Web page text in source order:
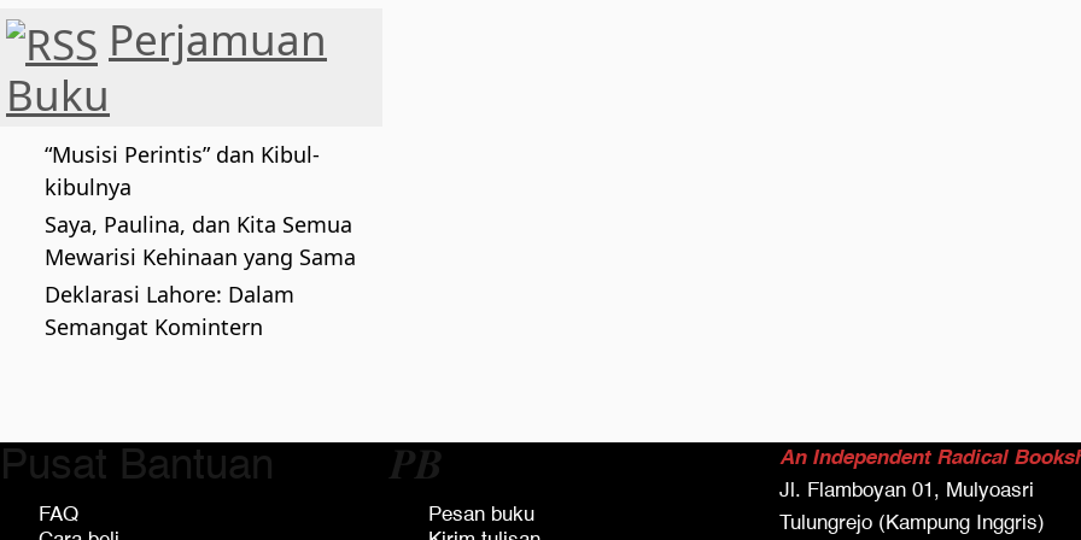
Perjamuan
Buku
“Musisi Perintis” dan Kibul-
kibulnya
Saya, Paulina, dan Kita Semua
Mewarisi Kehinaan yang Sama
Deklarasi Lahore: Dalam
Semangat Komintern
Pusat Bantuan
FAQ
𝑷𝑩
Pesan buku
An Independent Radical
Jl. Flamboyan 01, Mulyoasri
Tulungrejo (Kampung Inggris)